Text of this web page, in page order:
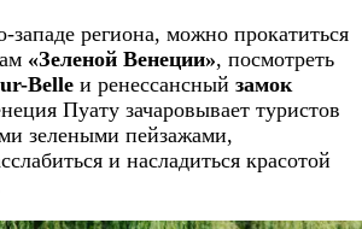
западе региона, можно прокатиться
«Зеленой Венеции», посмотреть
Belle и ренессансный замок
Пуату зачаровывает туристов
зелеными пейзажами,
и насладиться красотой